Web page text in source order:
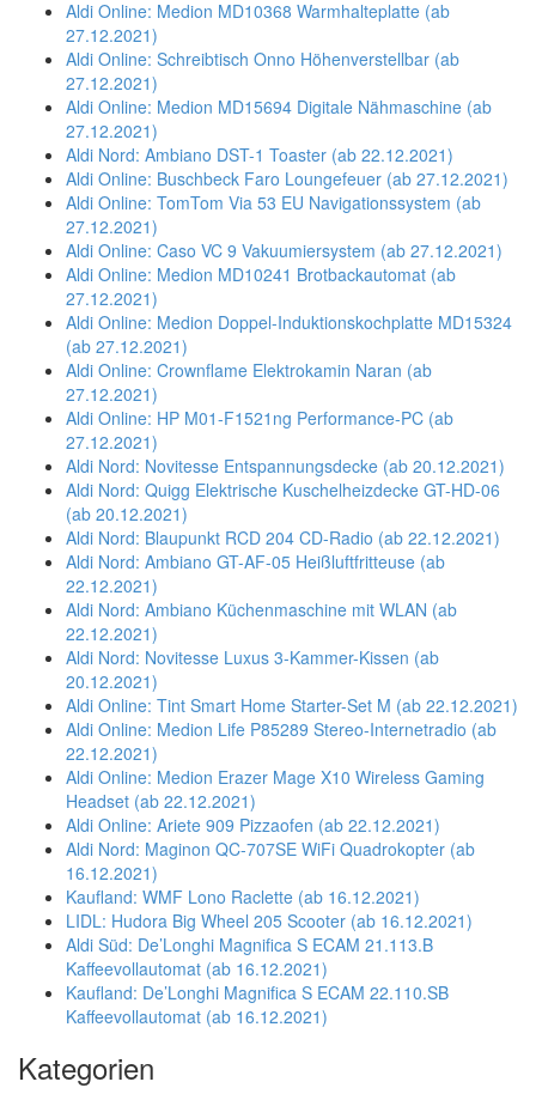
Aldi Online: Medion MD10368 Warmhalteplatte (ab
27.12.2021)
Aldi Online: Schreibtisch Onno Höhenverstellbar (ab
27.12.2021)
Aldi Online: Medion MD15694 Digitale Nähmaschine (ab
27.12.2021)
Aldi Nord: Ambiano DST-1 Toaster (ab 22.12.2021)
Aldi Online: Buschbeck Faro Loungefeuer (ab 27.12.2021)
Aldi Online: TomTom Via 53 EU Navigationssystem (ab
27.12.2021)
Aldi Online: Caso VC 9 Vakuumiersystem (ab 27.12.2021)
Aldi Online: Medion MD10241 Brotbackautomat (ab
27.12.2021)
Aldi Online: Medion Doppel-Induktionskochplatte MD15324
(ab 27.12.2021)
Aldi Online: Crownflame Elektrokamin Naran (ab
27.12.2021)
Aldi Online: HP M01-F1521ng Performance-PC (ab
27.12.2021)
Aldi Nord: Novitesse Entspannungsdecke (ab 20.12.2021)
Aldi Nord: Quigg Elektrische Kuschelheizdecke GT-HD-06
(ab 20.12.2021)
Aldi Nord: Blaupunkt RCD 204 CD-Radio (ab 22.12.2021)
Aldi Nord: Ambiano GT-AF-05 Heißluftfritteuse (ab
22.12.2021)
Aldi Nord: Ambiano Küchenmaschine mit WLAN (ab
22.12.2021)
Aldi Nord: Novitesse Luxus 3-Kammer-Kissen (ab
20.12.2021)
Aldi Online: Tint Smart Home Starter-Set M (ab 22.12.2021)
Aldi Online: Medion Life P85289 Stereo-Internetradio (ab
22.12.2021)
Aldi Online: Medion Erazer Mage X10 Wireless Gaming
Headset (ab 22.12.2021)
Aldi Online: Ariete 909 Pizzaofen (ab 22.12.2021)
Aldi Nord: Maginon QC-707SE WiFi Quadrokopter (ab
16.12.2021)
Kaufland: WMF Lono Raclette (ab 16.12.2021)
LIDL: Hudora Big Wheel 205 Scooter (ab 16.12.2021)
Aldi Süd: De’Longhi Magnifica S ECAM 21.113.B
Kaffeevollautomat (ab 16.12.2021)
Kaufland: De’Longhi Magnifica S ECAM 22.110.SB
Kaffeevollautomat (ab 16.12.2021)
Kategorien